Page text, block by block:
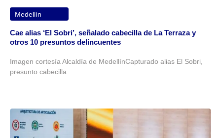
Medellín
Cae alias ‘El Sobri’, señalado cabecilla de La Terraza y
otros 10 presuntos delincuentes
Imagen cortesía Alcaldía de MedellínCapturado alias El Sobri,
presunto cabecilla